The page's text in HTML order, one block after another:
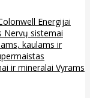
Energijai
Nervų sistemai
kaulams ir
ir mineralai Vyrams